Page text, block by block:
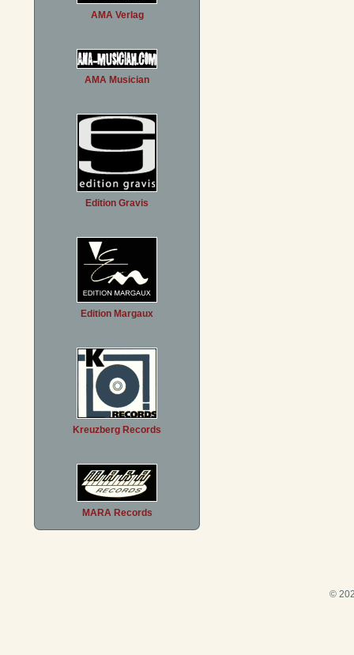
AMA Verlag
AMA Musician
Edition Gravis
Edition Margaux
Kreuzberg Records
MARA Records
©